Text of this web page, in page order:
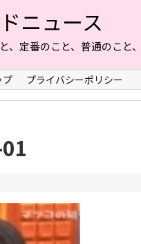
ニュース
、定番のこと、普通のこ
プ プライバシーポリシー